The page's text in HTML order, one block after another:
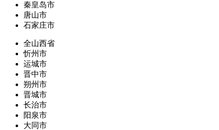
秦皇岛市
唐山市
石家庄市
全山西省
忻州市
运城市
晋中市
朔州市
晋城市
长治市
阳泉市
大同市